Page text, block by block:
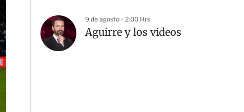
9 de agosto - 2:00 Hrs
Aguirre y los videos